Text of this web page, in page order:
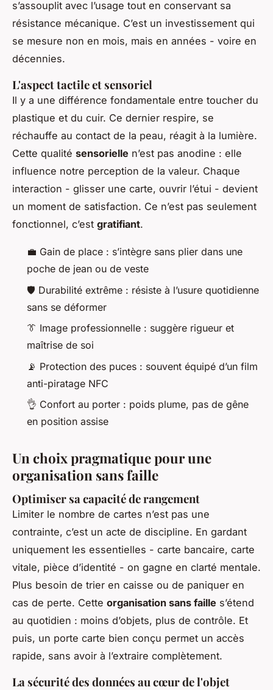
s’assouplit avec l’usage tout en conservant sa
résistance mécanique. C’est un investissement qui
se mesure non en mois, mais en années - voire en
décennies.
L'aspect tactile et sensoriel
Il y a une différence fondamentale entre toucher du
plastique et du cuir. Ce dernier respire, se
réchauffe au contact de la peau, réagit à la lumière.
Cette qualité sensorielle n’est pas anodine : elle
influence notre perception de la valeur. Chaque
interaction - glisser une carte, ouvrir l’étui - devient
un moment de satisfaction. Ce n’est pas seulement
fonctionnel, c’est gratifiant.
💼 Gain de place : s’intègre sans plier dans une
poche de jean ou de veste
🛡️ Durabilité extrême : résiste à l’usure quotidienne
sans se déformer
👔 Image professionnelle : suggère rigueur et
maîtrise de soi
📡 Protection des puces : souvent équipé d’un film
anti-piratage NFC
👌 Confort au porter : poids plume, pas de gêne
en position assise
Un choix pragmatique pour une
organisation sans faille
Optimiser sa capacité de rangement
Limiter le nombre de cartes n’est pas une
contrainte, c’est un acte de discipline. En gardant
uniquement les essentielles - carte bancaire, carte
vitale, pièce d’identité - on gagne en clarté mentale.
Plus besoin de trier en caisse ou de paniquer en
cas de perte. Cette organisation sans faille s’étend
au quotidien : moins d’objets, plus de contrôle. Et
puis, un porte carte bien conçu permet un accès
rapide, sans avoir à l’extraire complètement.
La sécurité des données au cœur de l'objet